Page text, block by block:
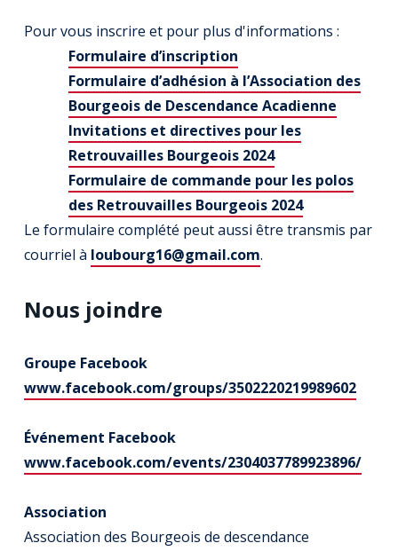
Pour vous inscrire et pour plus d'informations :
Formulaire d’inscription
Formulaire d’adhésion à l’Association des
Bourgeois de Descendance Acadienne
Invitations et directives pour les
Retrouvailles Bourgeois 2024
Formulaire de commande pour les polos
des Retrouvailles Bourgeois 2024
Le formulaire complété peut aussi être transmis par
courriel à loubourg16@gmail.com.
Nous joindre
Groupe Facebook
www.facebook.com/groups/3502220219989602
Événement Facebook
www.facebook.com/events/2304037789923896/
Association
Association des Bourgeois de descendance